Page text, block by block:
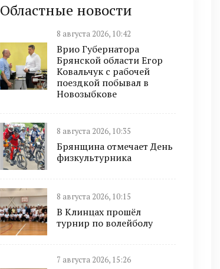
Областные новости
8 августа 2026, 10:42
Врио Губернатора
Брянской области Егор
Ковальчук с рабочей
поездкой побывал в
Новозыбкове
8 августа 2026, 10:35
Брянщина отмечает День
физкультурника
8 августа 2026, 10:15
В Клинцах прошёл
турнир по волейболу
7 августа 2026, 15:26